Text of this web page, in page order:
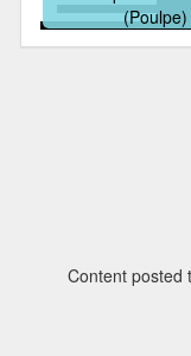
(Poulpe)
Content posted